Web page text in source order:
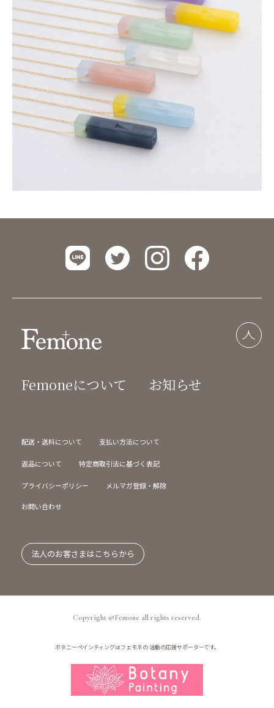
Femoneについて お知らせ
配送・送料について 支払い方法について
返品について 特定商取引法に基づく表記
プライバシーポリシー メルマガ登録・解除
お問い合わせ
法人のお客さまはこちらから
Copyright @Femone all rights reserved.
ボタニーペインティングはフェモネの活動の応援サポーターです。